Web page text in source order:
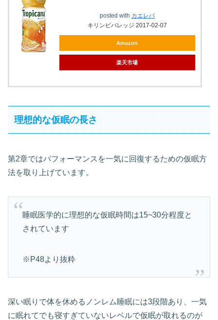
posted with カエレバ
キリンビバレッジ 2017-02-07
Amazon
楽天市場
理想的な仮眠の長さ
第2章ではパフォーマンスを一気に回復するための仮眠方
法を取り上げています。
睡眠医学的に理想的な仮眠時間は15~30分程度と
されています
※P48より抜粋
深い眠りで体を休めるノンレム睡眠には3段階あり、一気
に眠れてでも寝すぎていないレベルで仮眠が取れるのが